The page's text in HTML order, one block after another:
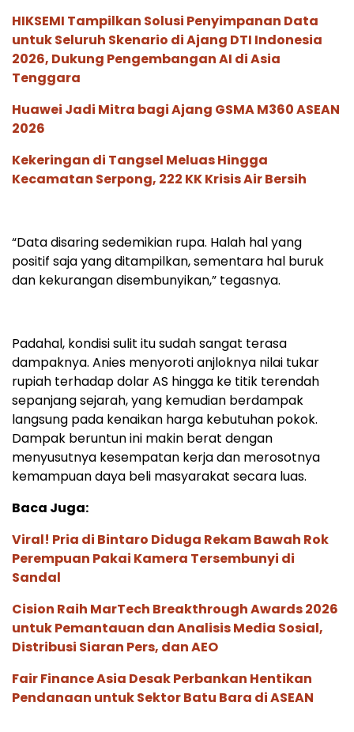
HIKSEMI Tampilkan Solusi Penyimpanan Data
untuk Seluruh Skenario di Ajang DTI Indonesia
2026, Dukung Pengembangan AI di Asia
Tenggara
Huawei Jadi Mitra bagi Ajang GSMA M360 ASEAN
2026
Kekeringan di Tangsel Meluas Hingga
Kecamatan Serpong, 222 KK Krisis Air Bersih
“Data disaring sedemikian rupa. Halah hal yang
positif saja yang ditampilkan, sementara hal buruk
dan kekurangan disembunyikan,” tegasnya.
Padahal, kondisi sulit itu sudah sangat terasa
dampaknya. Anies menyoroti anjloknya nilai tukar
rupiah terhadap dolar AS hingga ke titik terendah
sepanjang sejarah, yang kemudian berdampak
langsung pada kenaikan harga kebutuhan pokok.
Dampak beruntun ini makin berat dengan
menyusutnya kesempatan kerja dan merosotnya
kemampuan daya beli masyarakat secara luas.
Baca Juga:
Viral! Pria di Bintaro Diduga Rekam Bawah Rok
Perempuan Pakai Kamera Tersembunyi di
Sandal
Cision Raih MarTech Breakthrough Awards 2026
untuk Pemantauan dan Analisis Media Sosial,
Distribusi Siaran Pers, dan AEO
Fair Finance Asia Desak Perbankan Hentikan
Pendanaan untuk Sektor Batu Bara di ASEAN